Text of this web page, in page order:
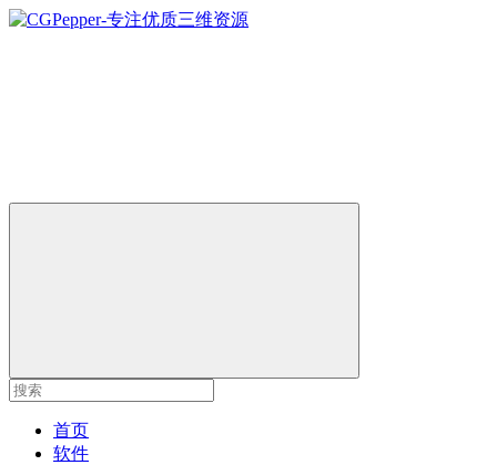
首页
软件